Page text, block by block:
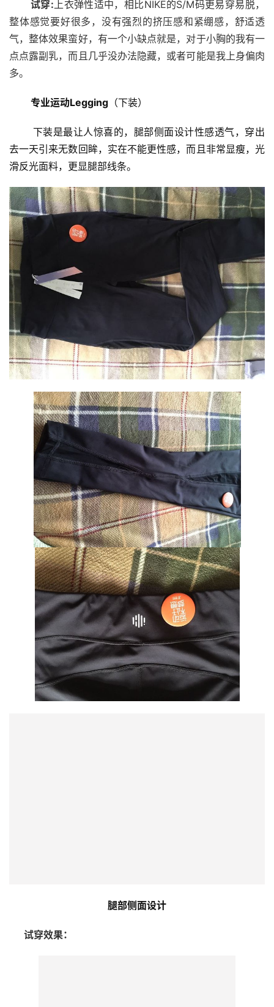
试穿:上衣弹性适中，相比NIKE的S/M码更易穿易脱，
整体感觉要好很多，没有强烈的挤压感和紧绷感，舒适透
气，整体效果蛮好，有一个小缺点就是，对于小胸的我有一
点点露副乳，而且几乎没办法隐藏，或者可能是我上身偏肉
多。
专业运动Legging （下装）
下装是最让人惊喜的，腿部侧面设计性感透气，穿出
去一天引来无数回眸，实在不能更性感，而且非常显瘦，光
滑反光面料，更显腿部线条。